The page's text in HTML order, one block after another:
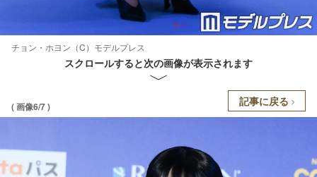
チョン・ホヨン（C）モデルプレス
スクロールすると次の画像が表示されます
( 画像6/7 ) 記事に戻る